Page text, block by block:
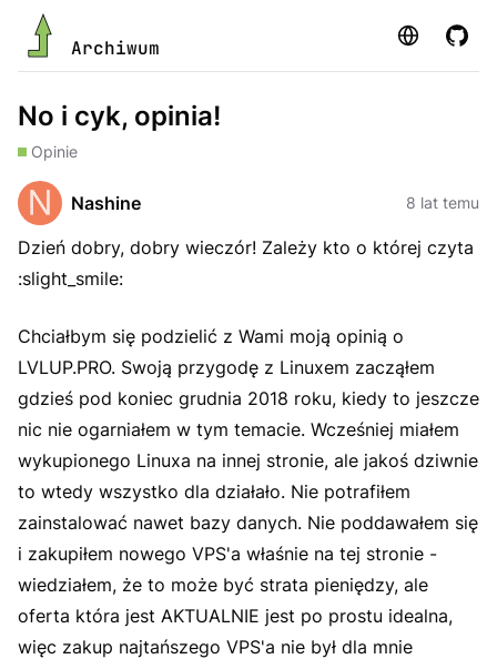
Archiwum Strona
No i cyk, opinia!
Opinie
Nashine 8 lat temu
Dzień dobry, dobry wieczór! Zależy kto o której czyta
:slight_smile:
Chciałbym się podzielić z Wami moją opinią o
LVLUP.PRO. Swoją przygodę z Linuxem zacząłem
gdzieś pod koniec grudnia 2018 roku, kiedy to jeszcze
nic nie ogarniałem w tym temacie. Wcześniej miałem
wykupionego Linuxa na innej stronie, ale jakoś dziwnie
to wtedy wszystko dla działało. Nie potrafiłem
zainstalować nawet bazy danych. Nie poddawałem się
i zakupiłem nowego VPS'a właśnie na tej stronie -
wiedziałem, że to może być strata pieniędzy, ale
oferta która jest AKTUALNIE jest po prostu idealna,
więc zakup najtańszego VPS'a nie był dla mnie